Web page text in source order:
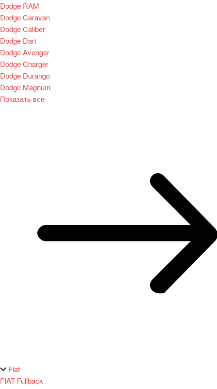
Dodge RAM
Dodge Caravan
Dodge Caliber
Dodge Dart
Dodge Avenger
Dodge Charger
Dodge Durango
Dodge Magnum
Показать все
Fiat
FIAT Fullback